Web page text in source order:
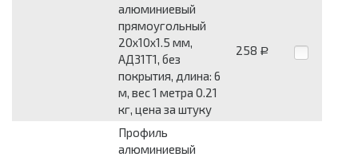
алюминиевый
прямоугольный
20x10x1.5 мм,
АД31Т1, без
покрытия, длина: 6
м, вес 1 метра 0.21
кг, цена за штуку
258 Р
Профиль
алюминиевый